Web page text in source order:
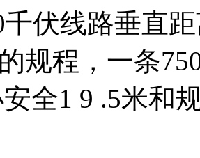
千伏线路垂直
规程，一条
全1 9 .5米和